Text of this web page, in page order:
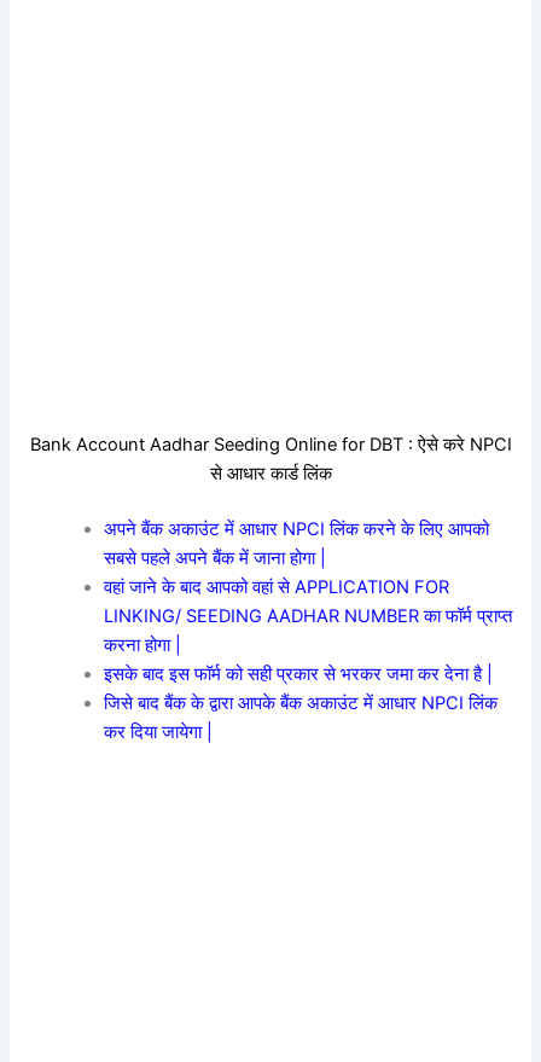
Bank Account Aadhar Seeding Online for DBT : ऐसे करे NPCI
से आधार कार्ड लिंक
अपने बैंक अकाउंट में आधार NPCI लिंक करने के लिए आपको
सबसे पहले अपने बैंक में जाना होगा |
वहां जाने के बाद आपको वहां से APPLICATION FOR
LINKING/ SEEDING AADHAR NUMBER का फॉर्म प्राप्त
करना होगा |
इसके बाद इस फॉर्म को सही प्रकार से भरकर जमा कर देना है |
जिसे बाद बैंक के द्वारा आपके बैंक अकाउंट में आधार NPCI लिंक
कर दिया जायेगा |